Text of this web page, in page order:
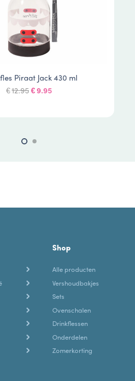
Piraat Jack 430 ml
€12.95Oorspronkelijke
€9.95
Shop
Alle producten
Vershoudbakjes
Sets
Ovenschalen
Drinkflessen
Onderdelen
Zomerkorting